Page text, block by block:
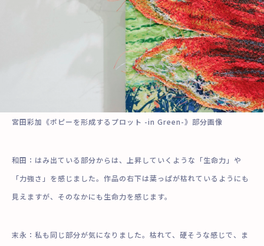
宮田彩加《ポピーを形成するプロット -in Green-》部分画像
和田：はみ出ている部分からは、上昇していくような「生命力」や
「力強さ」を感じました。作品の右下は葉っぱが枯れているようにも
見えますが、そのなかにも生命力を感じます。
末永：私も同じ部分が気になりました。枯れて、硬そうな感じで、ま